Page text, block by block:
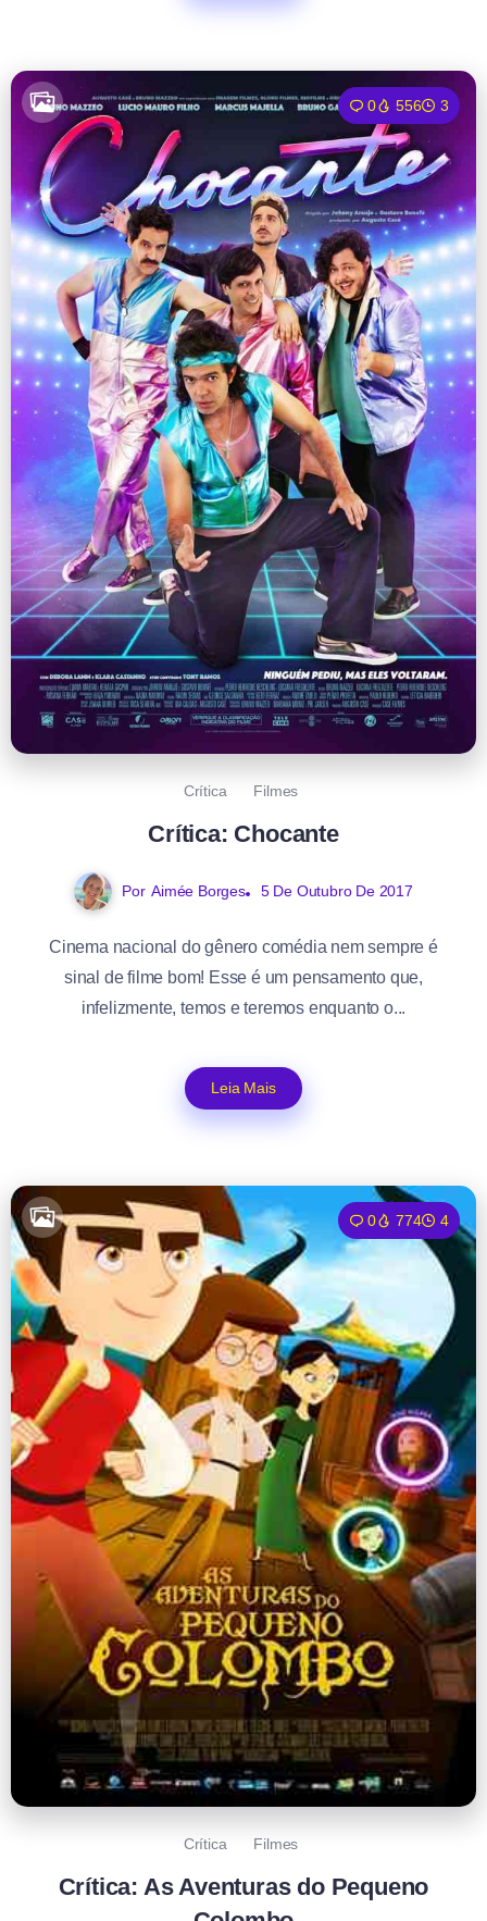
0 556 3
Crítica Filmes
​Crítica: Chocante
Por Aimée Borges 5 De Outubro De 2017
​Cinema nacional do gênero comédia nem sempre é
sinal de filme bom! Esse é um pensamento que,
infelizmente, temos e teremos enquanto o...
Leia Mais
0 774 4
Crítica Filmes
Crítica: As Aventuras do Pequeno